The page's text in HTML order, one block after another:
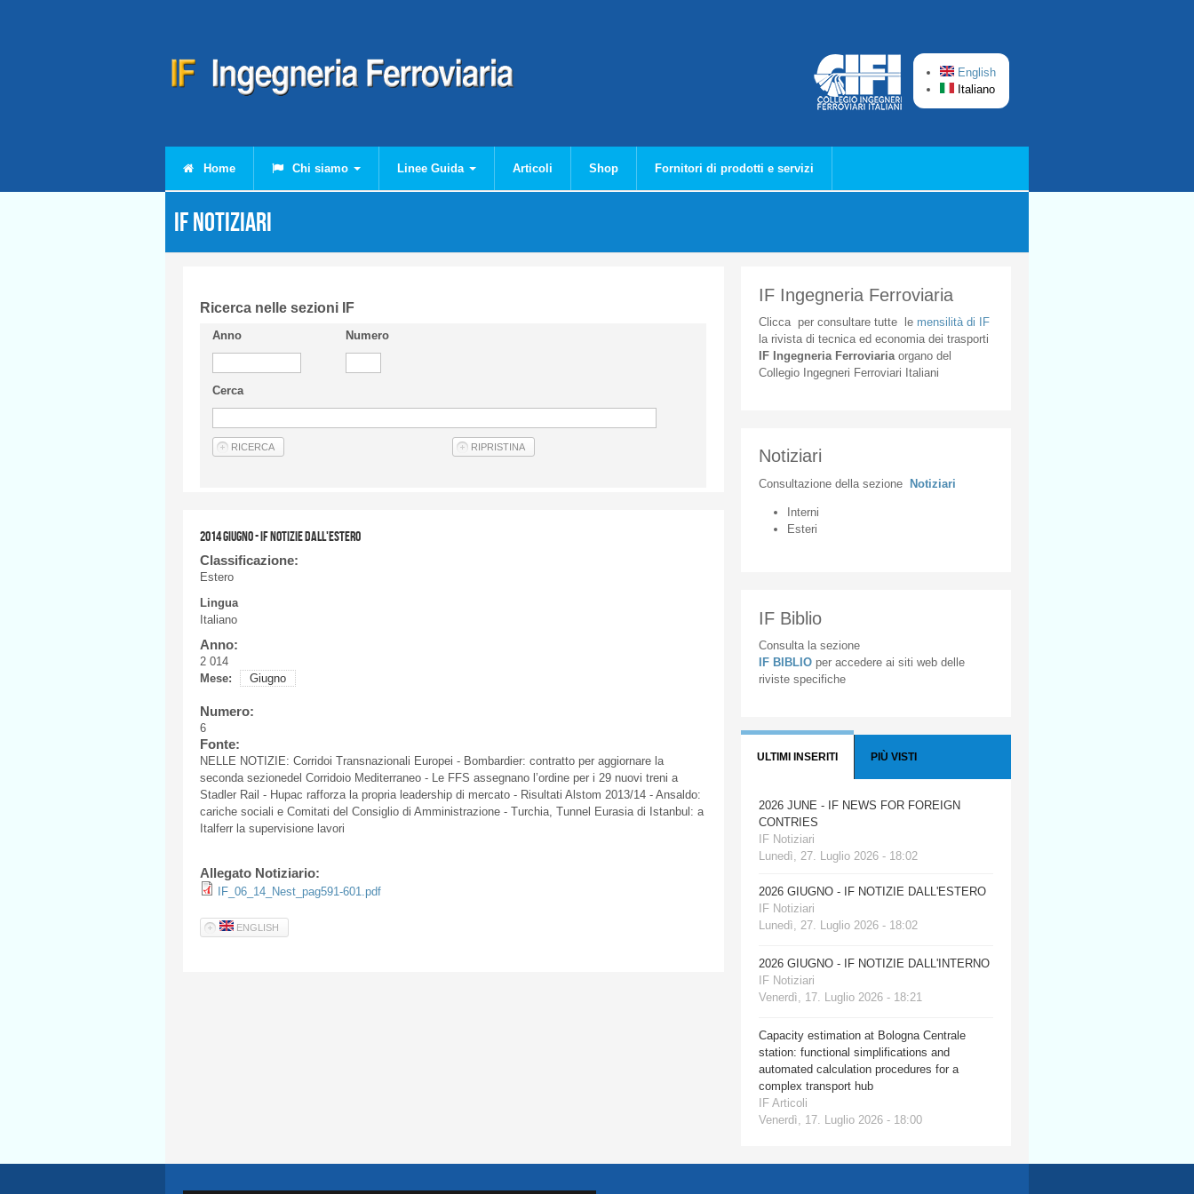
English
Italiano
Home Chi siamo Linee Guida Articoli Shop Fornitori di prodotti e servizi
IF Notiziari
Ricerca nelle sezioni IF
Anno Numero
Cerca
2014 GIUGNO - IF NOTIZIE DALL'ESTERO
Classificazione:
Estero
Lingua
Italiano
Anno:
2 014
Mese:
Giugno
Numero:
6
Fonte:
NELLE NOTIZIE: Corridoi Transnazionali Europei - Bombardier: contratto per aggiornare la
seconda sezionedel Corridoio Mediterraneo - Le FFS assegnano l’ordine per i 29 nuovi treni a
Stadler Rail - Hupac rafforzala proprialeadership di mercato - Risultati Alstom 2013/14 - Ansaldo:
cariche sociali e Comitati del Consiglio di Amministrazione - Turchia, Tunnel Eurasia di Istanbul: a
Italferr la supervisione lavori
Allegato Notiziario:
IF_06_14_Nest_pag591-601.pdf
ENGLISH
IF Ingegneria Ferroviaria
Cliccaper consultare tuttele mensilità di IF
la rivista di tecnica ed economia dei trasporti
IF Ingegneria Ferroviaria organodel
Collegio
Ingegneri Ferroviari Italiani
Notiziari
Consultazione della sezione Notiziari
Interni
Esteri
IF Biblio
Consulta la sezione
IF BIBLIO per accedere ai siti web delle
riviste specifiche
ULTIMI INSERITI PIÙ VISTI
2026 JUNE - IF NEWS FOR FOREIGN
CONTRIES
IF Notiziari
Lunedì, 27. Luglio 2026 - 18:02
2026 GIUGNO - IF NOTIZIE DALL'ESTERO
IF Notiziari
Lunedì, 27. Luglio 2026 - 18:02
2026 GIUGNO - IF NOTIZIE DALL'INTERNO
IF Notiziari
Venerdì, 17. Luglio 2026 - 18:21
Capacity estimation at Bologna Centrale
station: functional simplifications and
automated calculation procedures for a
complex transport hub
IF Articoli
Venerdì, 17. Luglio 2026 - 18:00